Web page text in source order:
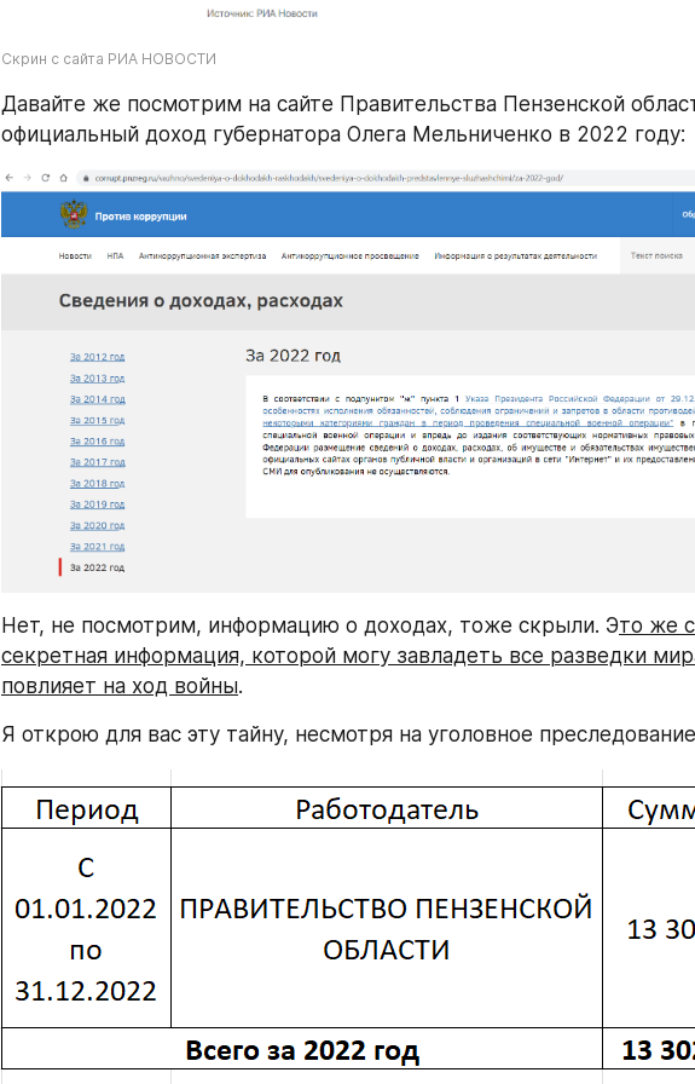
Скрин с сайта РИА НОВОСТИ
Давайте же посмотрим на сайте Правительства Пензенской
официальный доход губернатора Олега Мельниченко в 2022 году:
Нет, не посмотрим, информацию о доходах, тоже скрыли. Это же
секретная информация, которой могу завладеть все разведки
повлияет на ход войны.
Я открою для вас эту тайну, несмотря на уголовное